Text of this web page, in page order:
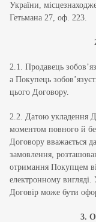
України,
Гетьмана 27, оф. 223.
2.1. Продавець
а Покупець
цього Договору.
2.2. Датою укладення
моментом повного й
Договору вважається
замовлення,
отримання Покупцем
електронному
Договір може бути
3.